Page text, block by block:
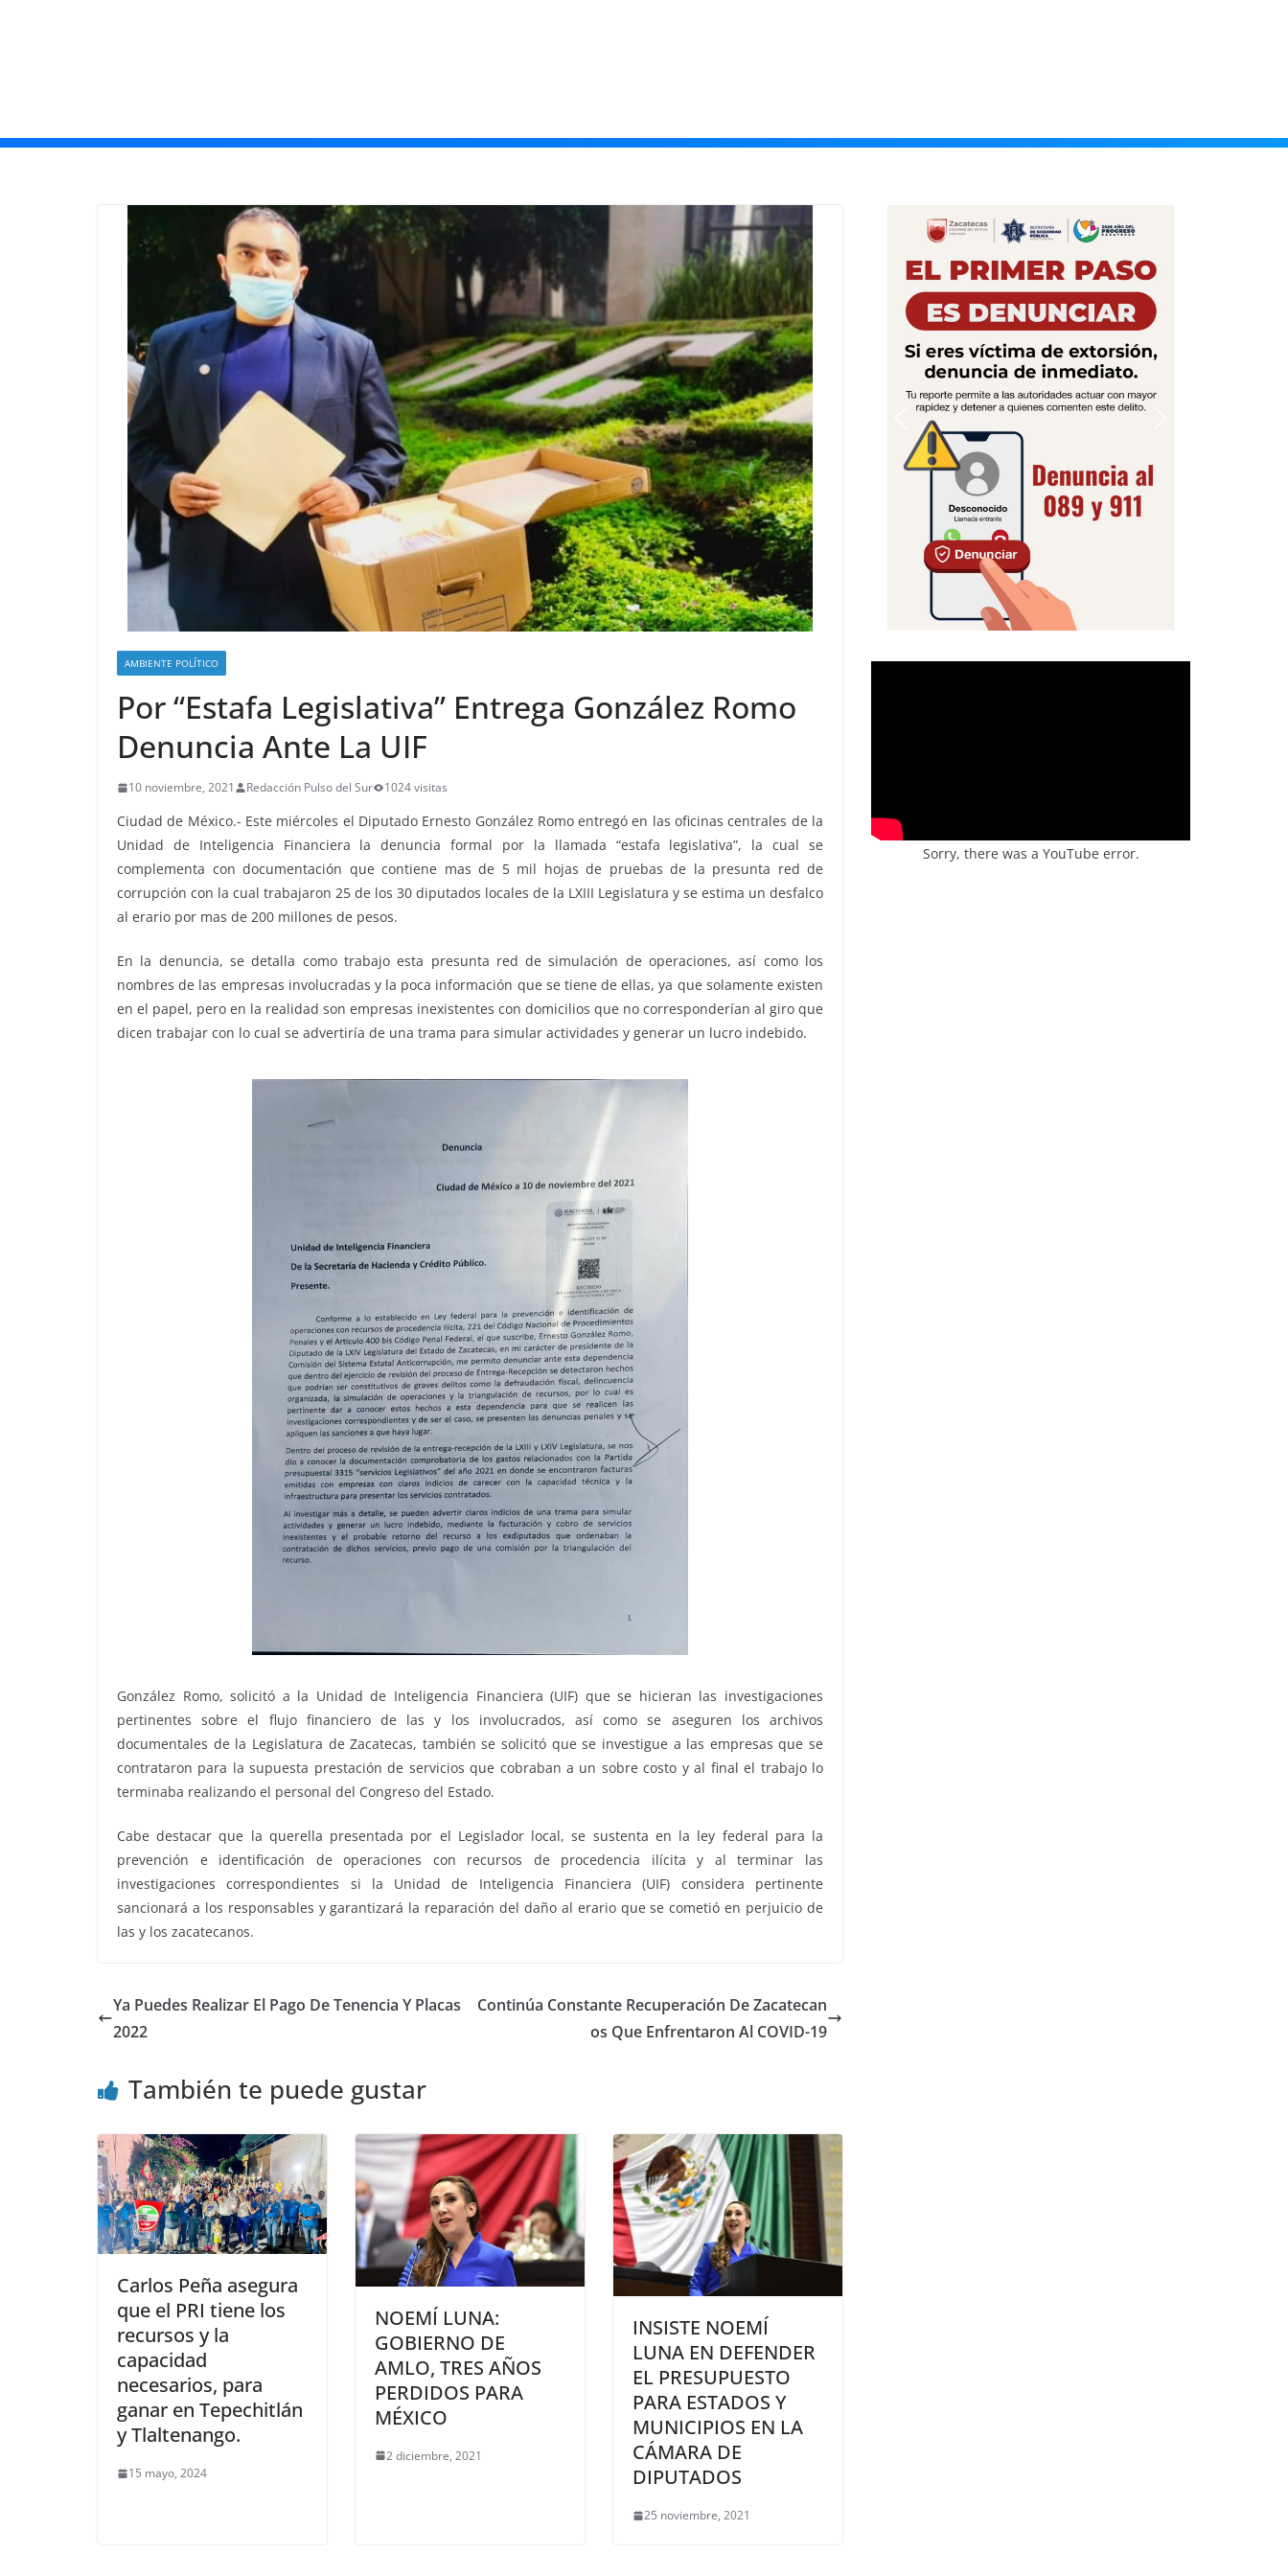
AMBIENTE POLÍTICO
Por “Estafa Legislativa” Entrega González Romo
Denuncia Ante La UIF
10 noviembre, 2021 Redacción Pulso del Sur 1024 visitas
Ciudad de México.- Este miércoles el Diputado Ernesto González Romo entregó en las oficinas centrales de la
Unidad de Inteligencia Financiera la denuncia formal por la llamada “estafa legislativa”, la cual se
complementa con documentación que contiene mas de 5 mil hojas de pruebas de la presunta red de
corrupción con la cual trabajaron 25 de los 30 diputados locales de la LXIII Legislatura y se estima un desfalco
al erario por mas de 200 millones de pesos.
En la denuncia, se detalla como trabajo esta presunta red de simulación de operaciones, así como los
nombres de las empresas involucradas y la poca información que se tiene de ellas, ya que solamente existen
en el papel, pero en la realidad son empresas inexistentes con domicilios que no corresponderían al giro que
dicen trabajar con lo cual se advertiría de una trama para simular actividades y generar un lucro indebido.
González Romo, solicitó a la Unidad de Inteligencia Financiera (UIF) que se hicieran las investigaciones
pertinentes sobre el flujo financiero de las y los involucrados, así como se aseguren los archivos
documentales de la Legislatura de Zacatecas, también se solicitó que se investigue a las empresas que se
contrataron para la supuesta prestación de servicios que cobraban a un sobre costo y al final el trabajo lo
terminaba realizando el personal del Congreso del Estado.
Cabe destacar que la querella presentada por el Legislador local, se sustenta en la ley federal para la
prevención e identificación de operaciones con recursos de procedencia ilícita y al terminar las
investigaciones correspondientes si la Unidad de Inteligencia Financiera (UIF) considera pertinente
sancionará a los responsables y garantizará la reparación del daño al erario que se cometió en perjuicio de
las y los zacatecanos.
Ya Puedes Realizar El Pago De Tenencia Y Placas
2022
Continúa Constante Recuperación De Zacatecan
os Que Enfrentaron Al COVID-19
También te puede gustar
Carlos Peña asegura
que el PRI tiene los
recursos y la
capacidad
necesarios, para
ganar en Tepechitlán
y Tlaltenango.
15 mayo, 2024
NOEMÍ LUNA:
GOBIERNO DE
AMLO, TRES AÑOS
PERDIDOS PARA
MÉXICO
2 diciembre, 2021
INSISTE NOEMÍ
LUNA EN DEFENDER
EL PRESUPUESTO
PARA ESTADOS Y
MUNICIPIOS EN LA
CÁMARA DE
DIPUTADOS
25 noviembre, 2021
Sorry, there was a YouTube error.